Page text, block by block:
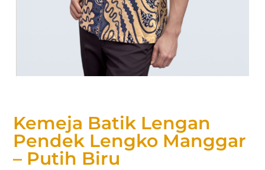
Kemeja Batik Lengan
Pendek Lengko Manggar
– Putih Biru